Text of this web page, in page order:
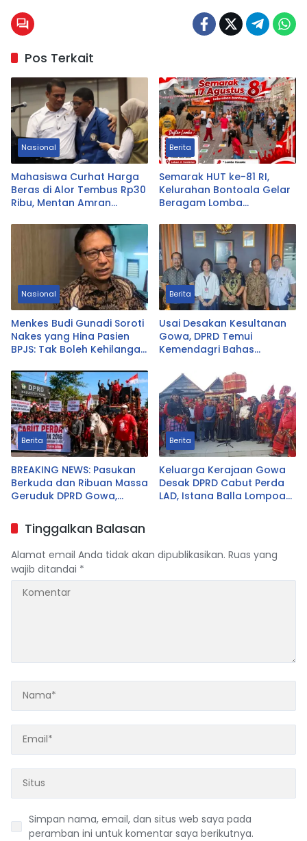
Pos Terkait
Nasional
Mahasiswa Curhat Harga
Beras di Alor Tembus Rp30
Ribu, Mentan Amran
Bulog
Berita
Semarak HUT ke-81 RI,
Kelurahan Bontoala Gelar
Beragam Lomba
Seluruh Warga
Nasional
Menkes Budi Gunadi Soroti
Nakes yang Hina Pasien
BPJS: Tak Boleh Kehilangan
Berita
Usai Desakan Kesultanan
Gowa, DPRD Temui
Kemendagri Bahas
Berita
BREAKING NEWS: Pasukan
Berkuda dan Ribuan Massa
Geruduk DPRD Gowa,
Berita
Keluarga Kerajaan Gowa
Desak DPRD Cabut Perda
LAD, Istana Balla Lompoa
Tinggalkan Balasan
Alamat email Anda tidak akan dipublikasikan. Ruas yang
wajib ditandai *
Simpan nama, email, dan situs web saya pada
peramban ini untuk komentar saya berikutnya.